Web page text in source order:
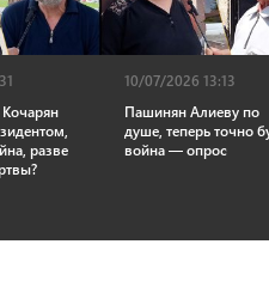
разве
10/07/2026 13:13
Пашинян Алиеву по
душе, теперь точно
война — опрос